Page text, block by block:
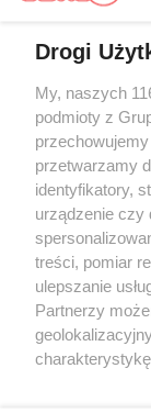
Żaden utwór
rozpowszechniany
tym także
eksploatacji w
Internecie bez
wykorzystanie
tzn. bez właściwej
ścigane prawnie.
Drogi
My, naszych
podmioty z
przetwarzamy
identyfikatory,
urządzenie czy
treści, pomiar
ulepszanie
Partnerzy